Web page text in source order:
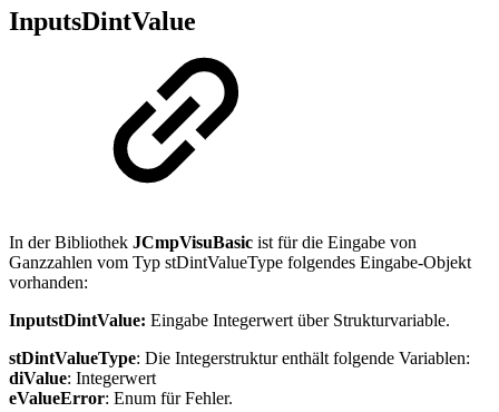
InputsDintValue
In der Bibliothek JCmpVisuBasic ist für die Eingabe von
Ganzzahlen vom Typ stDintValueType folgendes Eingabe-Objekt
vorhanden:
InputstDintValue: Eingabe Integerwert über Strukturvariable.
stDintValueType: Die Integerstruktur enthält folgende Variablen:
diValue: Integerwert
eValueError: Enum für Fehler.